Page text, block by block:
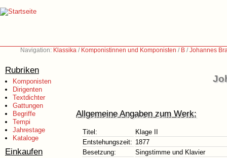
Navigation: Klassika / Komponistinnen und Komponisten / B /Johannes
Rubriken
Komponisten
Dirigenten
Textdichter
Gattungen
Begriffe
Tempi
Jahrestage
Kataloge
Einkaufen
Allgemeine Angaben zum Werk:
Titel:
Klage II
Entstehungszeit: 1877
Besetzung:
Singstimme und Klavier